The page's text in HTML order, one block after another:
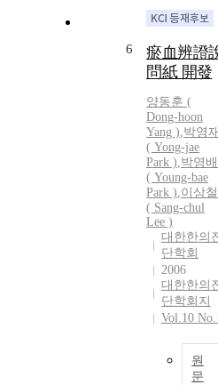
6
瘀血辨證
問紙 開發
양동훈 (
Dong-hoon
Yang ),박영
( Yong-jae
Park ),박영배
( Young-bae
Park ),이상철
( Sang-chul
Lee )
대한한의
단학회
2006
대한한의
단학회지
Vol.10
원
문